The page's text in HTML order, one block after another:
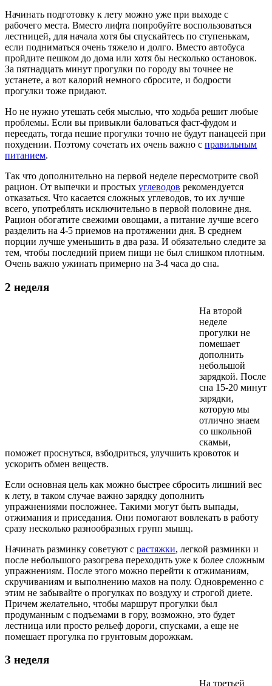
Начинать подготовку к лету можно уже при выходе с
рабочего места. Вместо лифта попробуйте воспользоваться
лестницей, для начала хотя бы спускайтесь по ступенькам,
если подниматься очень тяжело и долго. Вместо автобуса
пройдите пешком до дома или хотя бы несколько остановок.
За пятнадцать минут прогулки по городу вы точнее не
устанете, а вот калорий немного сбросите, и бодрости
прогулки тоже придают.
Но не нужно утешать себя мыслью, что ходьба решит любые
проблемы. Если вы привыкли баловаться фаст-фудом и
переедать, тогда пешие прогулки точно не будут панацеей при
похудении. Поэтому сочетать их очень важно с правильным
питанием.
Так что дополнительно на первой неделе пересмотрите свой
рацион. От выпечки и простых углеводов рекомендуется
отказаться. Что касается сложных углеводов, то их лучше
всего, употреблять исключительно в первой половине дня.
Рацион обогатите свежими овощами, а питание лучше всего
разделить на 4-5 приемов на протяжении дня. В среднем
порции лучше уменьшить в два раза. И обязательно следите за
тем, чтобы последний прием пищи не был слишком плотным.
Очень важно ужинать примерно на 3-4 часа до сна.
2 неделя
На второй
неделе
прогулки не
помешает
дополнить
небольшой
зарядкой. После
сна 15-20 минут
зарядки,
которую мы
отлично знаем
со школьной
скамьи,
поможет проснуться, взбодриться, улучшить кровоток и
ускорить обмен веществ.
Если основная цель как можно быстрее сбросить лишний вес
к лету, в таком случае важно зарядку дополнить
упражнениями посложнее. Такими могут быть выпады,
отжимания и приседания. Они помогают вовлекать в работу
сразу несколько разнообразных групп мышц.
Начинать разминку советуют с растяжки, легкой разминки и
после небольшого разогрева переходить уже к более сложным
упражнениям. После этого можно перейти к отжиманиям,
скручиваниям и выполнению махов на полу. Одновременно с
этим не забывайте о прогулках по воздуху и строгой диете.
Причем желательно, чтобы маршрут прогулки был
продуманным с подъемами в гору, возможно, это будет
лестница или просто рельеф дороги, спусками, а еще не
помешает прогулка по грунтовым дорожкам.
3 неделя
На третьей